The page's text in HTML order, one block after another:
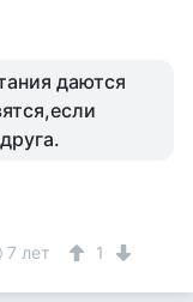
даются
7 лет 1